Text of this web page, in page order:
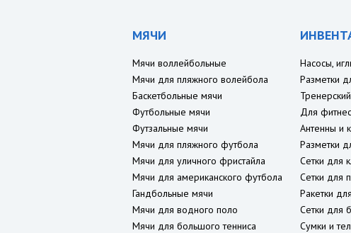
МЯЧИ
Мячи воллейбольные
Мячи для пляжного волейбола
Баскетбольные мячи
Футбольные мячи
Футзальные мячи
Мячи для пляжного футбола
Мячи для уличного фристайла
Мячи для американского футбола
Гандбольные мячи
Мячи для водного поло
Мячи для большого тенниса
Насосы,
Разметки
Для
Антенны и
Разметки
Сетки для
Сетки для
Ракетки
Сетки для
Сумки и